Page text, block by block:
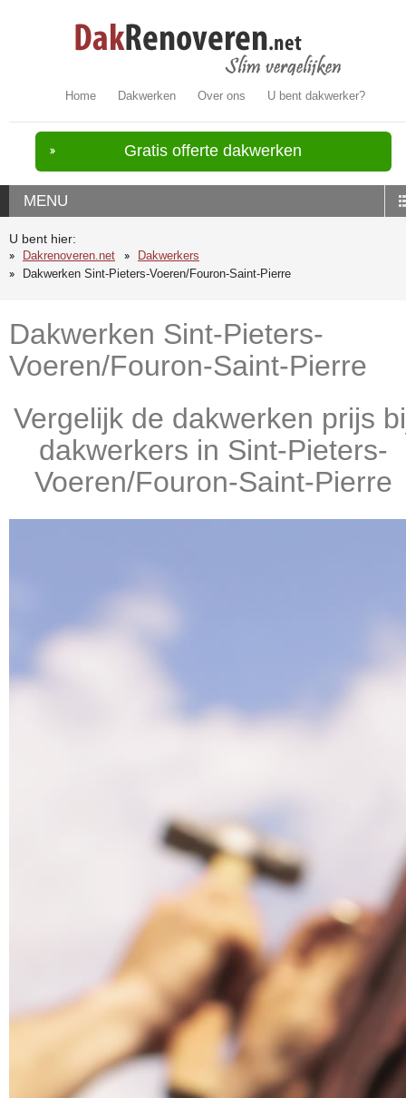
Home Dakwerken Over ons U bent dakwerker?
Gratis offerte dakwerken
MENU
U bent hier:
Dakrenoveren.net
Dakwerkers
Dakwerken Sint-Pieters-Voeren/Fouron-Saint-Pierre
Dakwerken Sint-Pieters-
Voeren/Fouron-Saint-Pierre
Vergelijk de dakwerken prijs
dakwerkers in Sint-Pieters-
Voeren/Fouron-Saint-Pierre